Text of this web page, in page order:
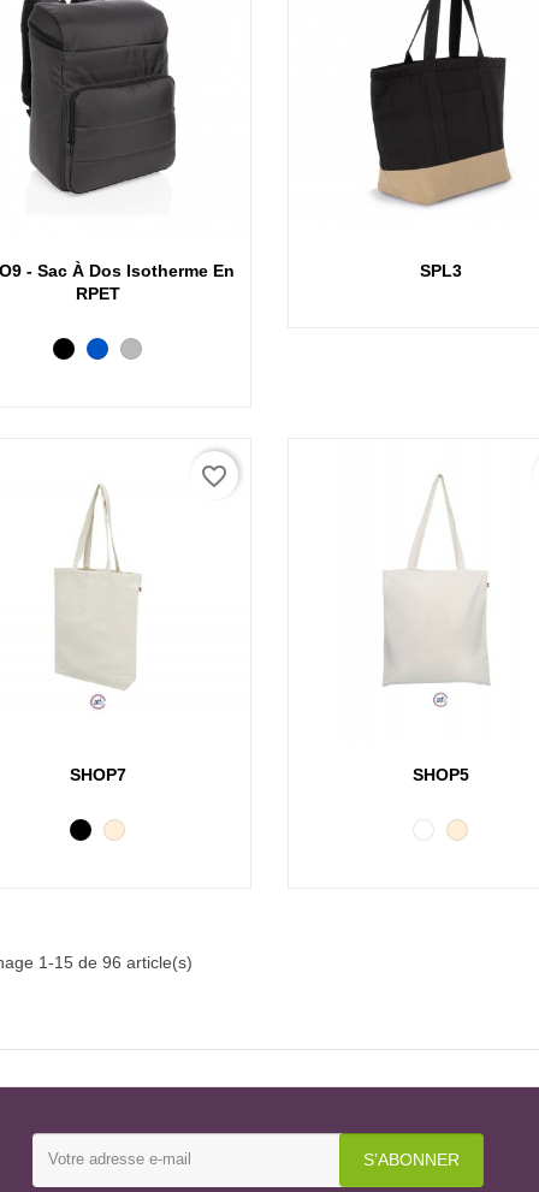
Aperçu rapide
- Sac À Dos Isotherme En
RPET
Noir
Bleu
Gris
Aperçu rapide
SPL3
Aperçu rapide
SHOP7
Noir Beige
favorite_border
Aperçu rapide
SHOP5
BlancBeige
1-15 de 96 article(s)